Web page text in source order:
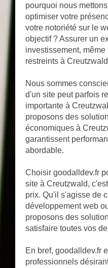
pourquoi nous
optimiser votre
votre notoriété sur le
objectif ? Assurer un
investissement,
restreints à
Nous sommes
d'un site peut parfois
importante à
proposons des
économiques à
garantissent
abordable.
Choisir goodalldev.fr
site à Creutzwald,
prix. Qu'il s'agisse de
développement web
proposons des
satisfaire toutes vos
En bref, goodalldev.fr
professionnels